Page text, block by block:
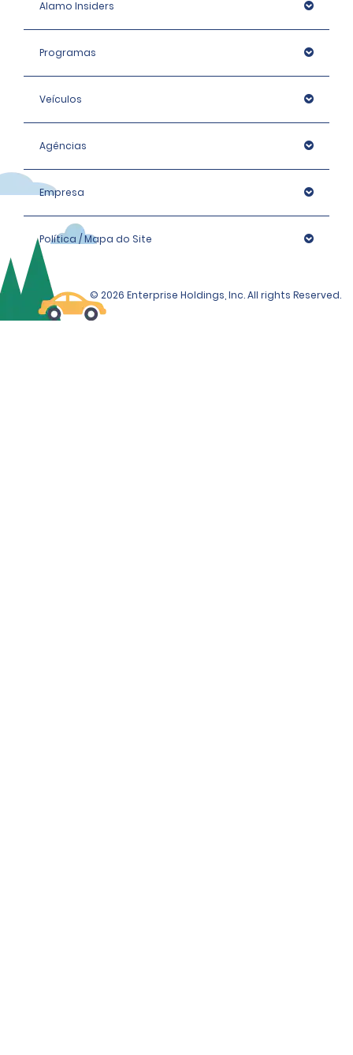
Alamo Insiders
Programas
Veículos
Agências
Empresa
Política / Mapa do Site
© 2026 Enterprise Holdings, Inc. All rights Reserved.